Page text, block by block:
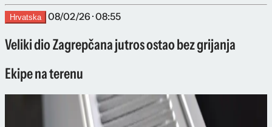
Hrvatska 08/02/26 · 08:55
Veliki dio Zagrepčana jutros ostao bez grijanja
Ekipe na terenu